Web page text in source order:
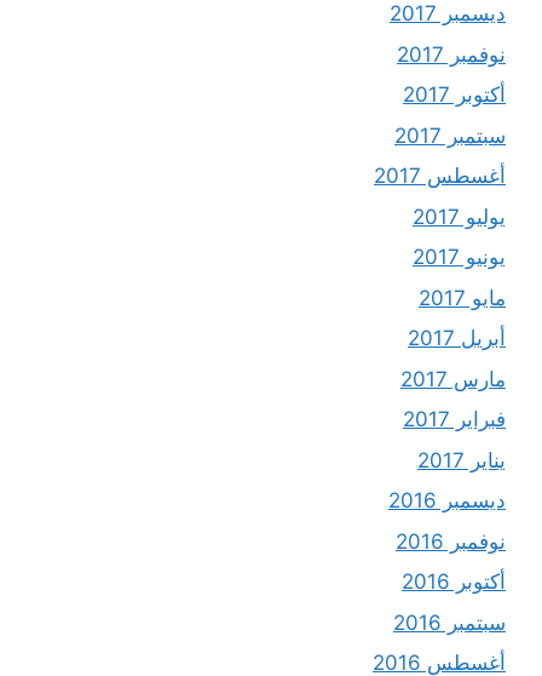
ديسمبر 2017
نوفمبر 2017
أكتوبر 2017
سبتمبر 2017
أغسطس 2017
يوليو 2017
يونيو 2017
مايو 2017
أبريل 2017
مارس 2017
فبراير 2017
يناير 2017
ديسمبر 2016
نوفمبر 2016
أكتوبر 2016
سبتمبر 2016
أغسطس 2016